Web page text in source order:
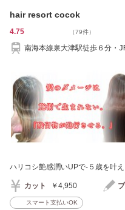
hair resort cocok
4.75 （79件）
南海本線泉大津駅徒歩６分・
ハリコシ艶感潤いUPで-５歳を叶
カット ￥4,950
スマート支払いOK